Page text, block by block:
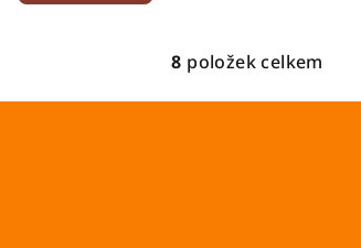
O
v
8 položek celkem